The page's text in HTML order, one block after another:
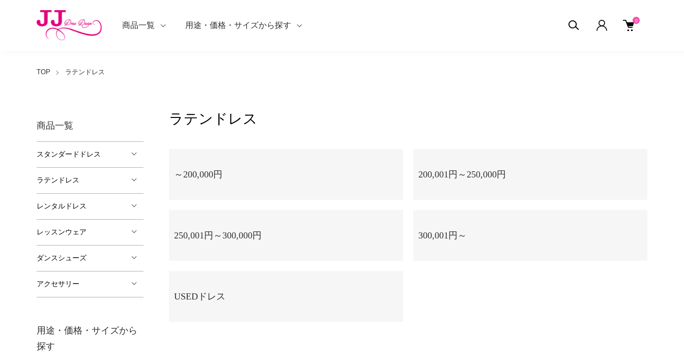
商品一覧 用途・価格・サイズから探す
0
TOP ラテンドレス
ラテンドレス
～200,000円 200,001円～250,000円
250,001円～300,000円 300,001円～
USEDドレス
商品一覧
スタンダードドレス
ラテンドレス
レンタルドレス
レッスンウェア
ダンスシューズ
アクセサリー
用途・価格・サイズから
探す